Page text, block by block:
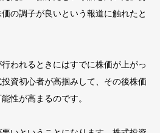
の調子が良いという報道に触れたと
われるときにはすでに株価が上がっ
資初心者が高掴みして、その後株価
性が高ま るのです。